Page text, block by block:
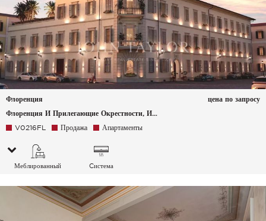
Флоренция
Флоренция И Прилегающие Окрестности, Италия
цена по запросу
V0216FL Продажа Апартаменты
Меблированный
Cистема
воздуха